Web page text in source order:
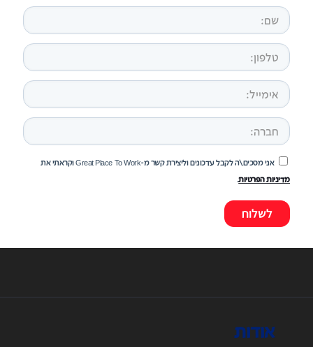
אני מסכים\ה לקבל עדכונים וליצירת קשר מ-Great Place To Work וקראתי את
מדיניות הפרטיות.
אודות